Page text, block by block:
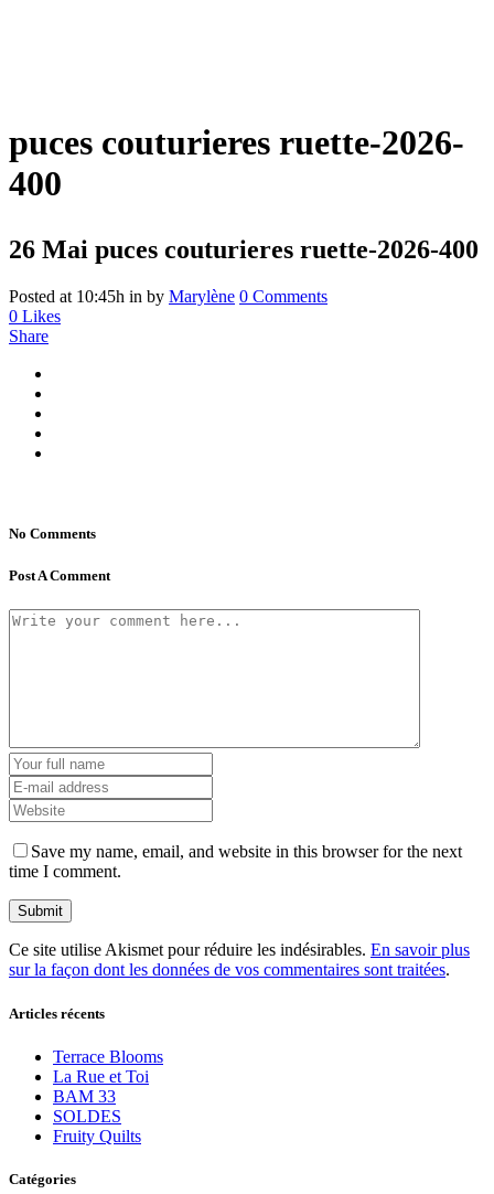
puces couturieres ruette-2026-
400
26 Mai puces couturieres ruette-2026-400
Posted at 10:45h in by Marylène 0 Comments
0 Likes
Share
No Comments
Post A Comment
Save my name, email, and website in this browser for the next
time I comment.
Ce site utilise Akismet pour réduire les indésirables. En savoir plus
sur la façon dont les données de vos commentaires sont traitées.
Articles récents
Terrace Blooms
La Rue et Toi
BAM 33
SOLDES
Fruity Quilts
Catégories